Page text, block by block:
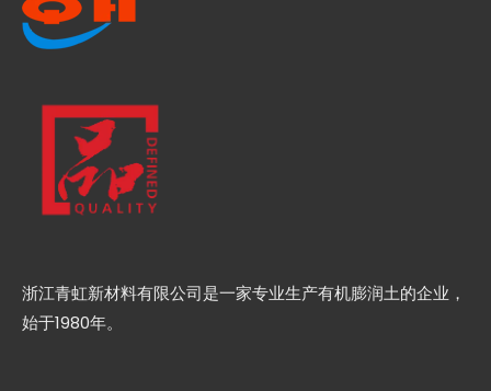
浙江青虹新材料有限公司是一家专业生产有机膨润土的企业，
始于1980年。